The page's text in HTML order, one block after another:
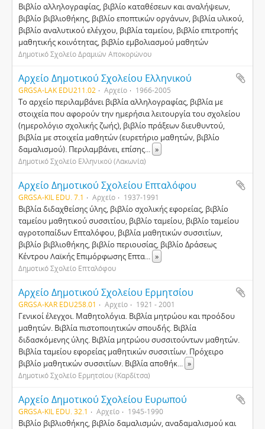
Βιβλίο αλληλογραφίας, βιβλίο καταθέσεων και αναλήψεων,
βιβλίο βιβλιοθήκης, βιβλίο εποπτικών οργάνων, βιβλία υλικού,
βιβλίο αναλυτικού ελέγχου, βιβλία ταμείου, βιβλίο επιτροπής
μαθητικής κοινότητας, βιβλίο εμβολιασμού μαθητών
Δημοτικό Σχολείο Δραμιών Αποκορώνου
Αρχείο Δημοτικού Σχολείου Ελληνικού
GRGSA-LAK EDU211.02 Αρχείο 1966-2005
Το αρχείο περιλαμβάνει βιβλία αλληλογραφίας, βιβλία με
στοιχεία που αφορούν την ημερήσια λειτουργία του σχολείου
(ημερολόγιο σχολικής ζωής), βιβλίο πράξεων διευθυντού,
βιβλία με στοιχεία μαθητών (ευρετήριο μαθητών, βιβλίο
δαμαλισμού). Περιλαμβάνει, επίσης... »
Δημοτικό Σχολείο Ελληνικού (Λακωνία)
Αρχείο Δημοτικού Σχολείου Επταλόφου
GRGSA-KIL EDU. 7.1 Αρχείο 1937-1991
Βιβλία διδαχθείσης ύλης, βιβλίο σχολικής εφορείας, βιβλίο
ταμείου μαθητικού συσσιτίου, βιβλίο ταμείου, βιβλίο ταμείου
αγροτοπαίδων Επταλόφου, βιβλία μαθητικών συσσιτίων,
βιβλίο βιβλιοθήκης, βιβλίο περιουσίας, βιβλίο Δράσεως
Κέντρου Λαϊκής Επιμόρφωσης Επτα... »
Δημοτικό Σχολείο Επταλόφου
Αρχείο Δημοτικού Σχολείου Ερμητσίου
GRGSA-KAR EDU258.01 Αρχείο 1921 - 2001
Γενικοί έλεγχοι. Μαθητολόγια. Βιβλία μητρώου και προόδου
μαθητών. Βιβλία πιστοποιητικών σπουδής. Βιβλία
διδασκόμενης ύλης. Βιβλία μητρώου συσσιτούντων μαθητών.
Βιβλία ταμείου εφορείας μαθητικών συσσιτίων. Πρόχειρο
βιβλίο μαθητικών συσσιτίων. Βιβλία αποθήκ... »
Δημοτικό Σχολείο Ερμητσίου (Καρδίτσα)
Αρχείο Δημοτικού Σχολείου Ευρωπού
GRGSA-KIL EDU. 32.1 Αρχείο 1945-1990
Βιβλίο βιβλιοθήκης, βιβλίο δαμαλισμών, αναδαμαλισμού και